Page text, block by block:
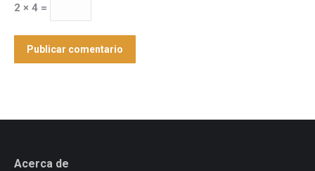
2 × 4 =
Publicar comentario
Acerca de